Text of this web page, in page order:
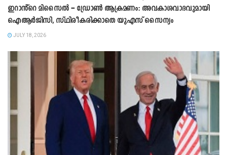
ഇറാൻ്റെ മിസൈൽ – ഡ്രോൺ ആക്രമണം: അവകാശവാദവുമായി
ഐആർജിസി, സ്ഥിരീകരിക്കാതെ യുഎസ് സൈന്യം
JULY 18, 2026